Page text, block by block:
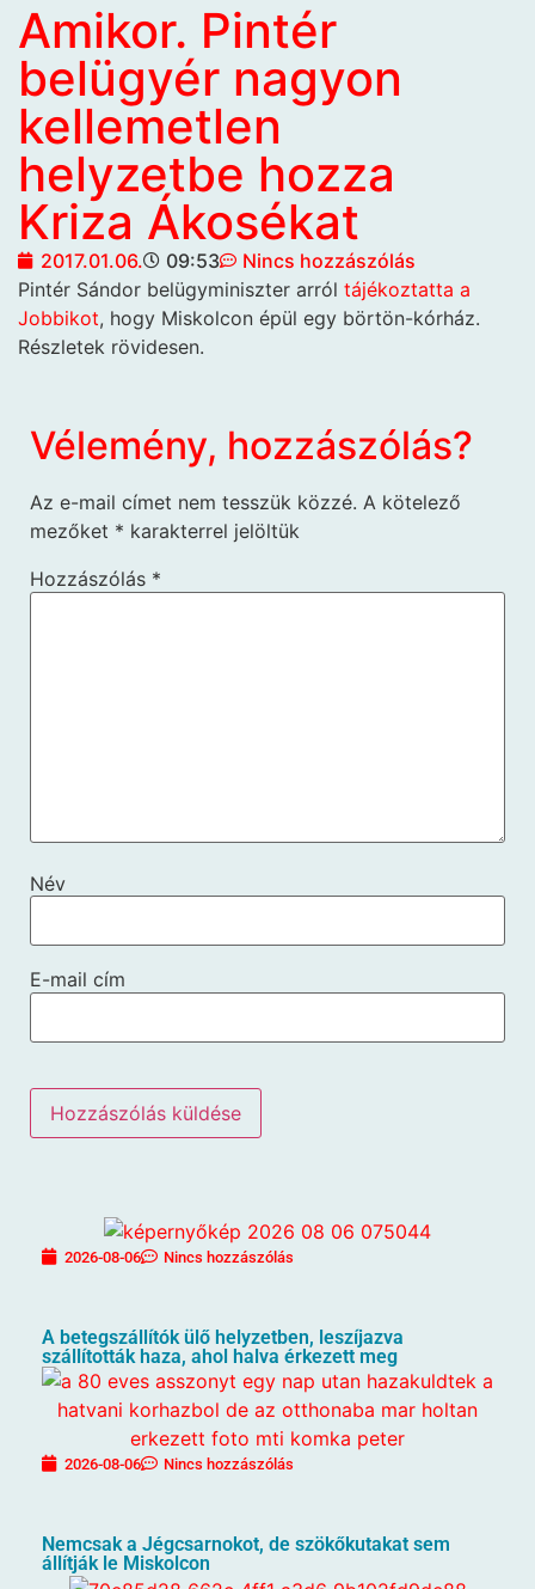
Amikor. Pintér
belügyér nagyon
kellemetlen
helyzetbe hozza
Kriza Ákosékat
2017.01.06. 09:53
Nincs hozzászólás
Pintér Sándor belügyminiszter arról tájékoztatta a
Jobbikot, hogy Miskolcon épül egy börtön-kórház.
Részletek rövidesen.
Vélemény, hozzászólás?
Az e-mail címet nem tesszük közzé. A kötelező
mezőket * karakterrel jelöltük
Hozzászólás *
Név
E-mail cím
2026-08-06 Nincs hozzászólás
A betegszállítók ülő helyzetben, leszíjazva
szállították haza, ahol halva érkezett meg
2026-08-06 Nincs hozzászólás
Nemcsak a Jégcsarnokot, de szökőkutakat sem
állítják le Miskolcon